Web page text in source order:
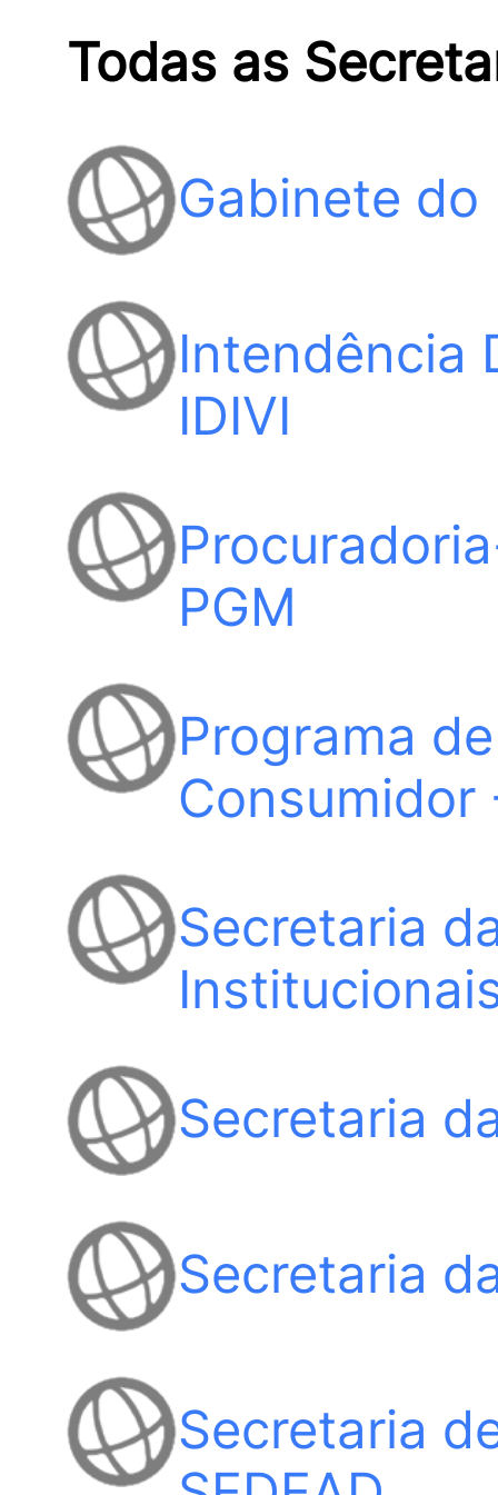
Todas as
Gabinete do
Intendência
IDIVI
PGM
Programa
Consumidor
Secretaria
Secretaria
Secretaria
Secretaria